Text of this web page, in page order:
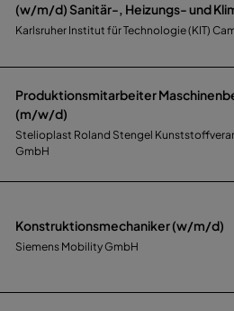
(w/m/d) Sanitär-, Heizungs- und
Karlsruher Institut für Technologie (KIT)
Produktionsmitarbeiter
(m/w/d)
Stelioplast Roland Stengel
GmbH
Konstruktionsmechaniker (w/m/d)
Siemens Mobility GmbH